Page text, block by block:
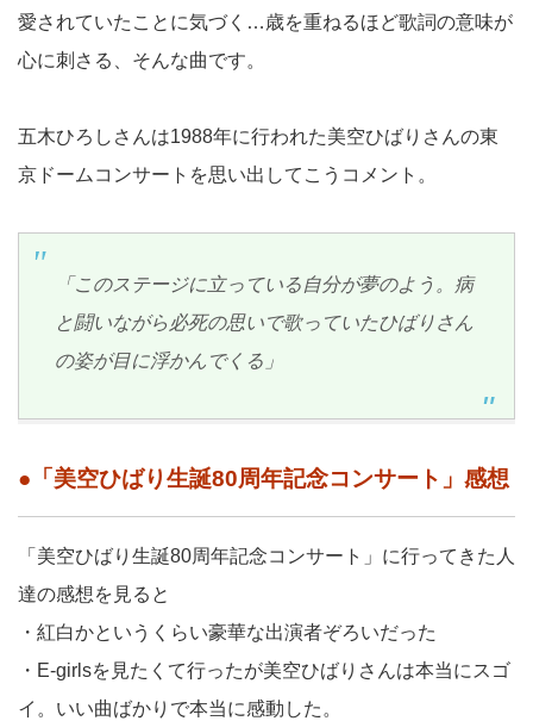
愛されていたことに気づく…歳を重ねるほど歌詞の意味が
心に刺さる、そんな曲です。
五木ひろしさんは1988年に行われた美空ひばりさんの東
京ドームコンサートを思い出してこうコメント。
「このステージに立っている自分が夢のよう。病
と闘いながら必死の思いで歌っていたひばりさん
の姿が目に浮かんでくる」
●「美空ひばり生誕80周年記念コンサート」感想
「美空ひばり生誕80周年記念コンサート」に行ってきた人
達の感想を見ると
・紅白かというくらい豪華な出演者ぞろいだった
・E-girlsを見たくて行ったが美空ひばりさんは本当にスゴ
イ。いい曲ばかりで本当に感動した。